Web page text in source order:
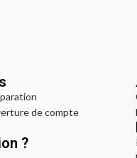
de compte
?